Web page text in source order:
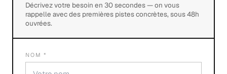
Décrivez votre besoin en 30 secondes — on vous
rappelle avec des premières pistes concrètes, sous 48h
ouvrées.
NOM *